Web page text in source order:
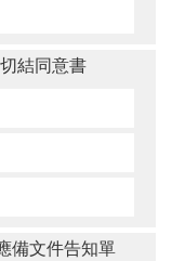
結同意書
備文件告知單